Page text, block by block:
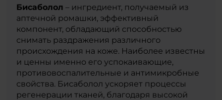
Бисаболол – ингредиент, получаемый из
аптечной ромашки, эффективный
компонент, обладающий способностью
снимать раздражения различного
происхождения на коже. Наиболее известны
и ценны именно его успокаивающие,
противовоспалительные и антимикробные
свойства. Бисаболол ускоряет процессы
регенерации тканей, благодаря высокой